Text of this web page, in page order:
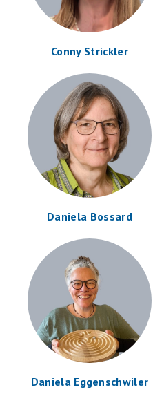
Conny Strickler
Daniela Bossard
Daniela Eggenschwiler